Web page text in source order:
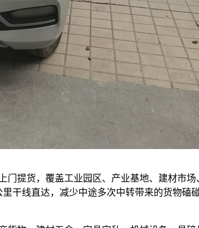
提货，覆盖工业园区、产业基地、建材市
干线直达，减少中途多次中转带来的货物